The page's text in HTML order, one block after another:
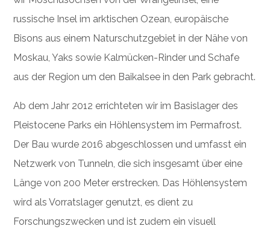
russische Insel im arktischen Ozean, europäische
Bisons aus einem Naturschutzgebiet in der Nähe von
Moskau, Yaks sowie Kalmücken-Rinder und Schafe
aus der Region um den Baikalsee in den Park gebracht.
Ab dem Jahr 2012 errichteten wir im Basislager des
Pleistocene Parks ein Höhlensystem im Permafrost.
Der Bau wurde 2016 abgeschlossen und umfasst ein
Netzwerk von Tunneln, die sich insgesamt über eine
Länge von 200 Meter erstrecken. Das Höhlensystem
wird als Vorratslager genutzt, es dient zu
Forschungszwecken und ist zudem ein visuell